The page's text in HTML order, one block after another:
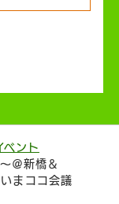
ベント
＠新橋＆
まココ会議